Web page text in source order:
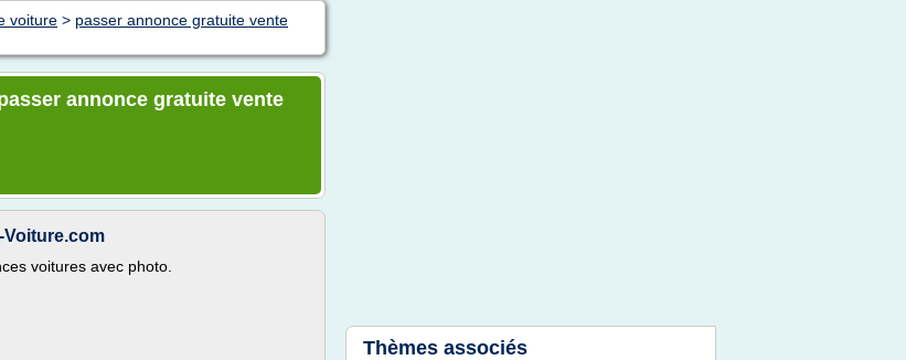
voiture > passer annonce gratuite vente
annonce gratuite vente
Voiture.com
voitures avec photo.
Thèmes associés